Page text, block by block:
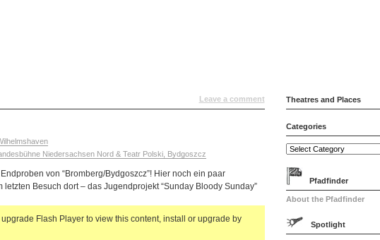
Leave a comment
Niedersachsen Nord & Teatr Polski, Bydgoszcz
von “Bromberg/Bydgoszcz”! Hier noch ein paar
letzten Besuch dort – das Jugendprojekt “Sunday Bloody Sunday”
Flash Player to view this content, install or upgrade by
Theatres and Places
Categories
Pfadfinder
About the Pfadfinder
Spotlight